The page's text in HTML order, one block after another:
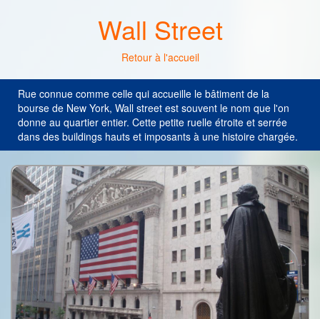
Wall Street
Retour à l'accueil
Rue connue comme celle qui accueille le bâtiment de la
bourse de New York, Wall street est souvent le nom que l'on
donne au quartier entier. Cette petite ruelle étroite et serrée
dans des buildings hauts et imposants à une histoire chargée.